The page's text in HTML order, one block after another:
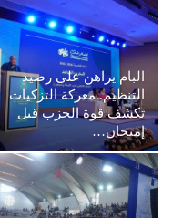
البام يراهن على رصيد
التنظيم..معركة التزكيات
تكشف قوة الحزب قبل
إمتحان…